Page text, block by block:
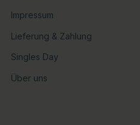
Impressum
Lieferung & Zahlung
Singles Day
Über uns